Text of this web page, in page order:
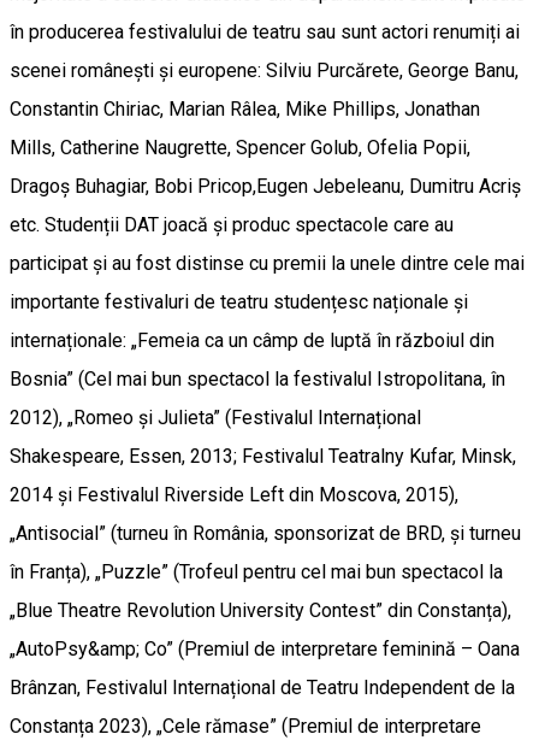
în producerea festivalului de teatru sau sunt actori renumiți ai
scenei românești și europene: Silviu Purcărete, George Banu,
Constantin Chiriac, Marian Râlea, Mike Phillips, Jonathan
Mills, Catherine Naugrette, Spencer Golub, Ofelia Popii,
Dragoș Buhagiar, Bobi Pricop,Eugen Jebeleanu, Dumitru Acriș
etc. Studenții DAT joacă și produc spectacole care au
participat și au fost distinse cu premii la unele dintre cele mai
importante festivaluri de teatru studențesc naționale și
internaționale: „Femeia ca un câmp de luptă în războiul din
Bosnia” (Cel mai bun spectacol la festivalul Istropolitana, în
2012), „Romeo și Julieta” (Festivalul Internațional
Shakespeare, Essen, 2013; Festivalul Teatralny Kufar, Minsk,
2014 și Festivalul Riverside Left din Moscova, 2015),
„Antisocial” (turneu în România, sponsorizat de BRD, și turneu
în Franța), „Puzzle” (Trofeul pentru cel mai bun spectacol la
„Blue Theatre Revolution University Contest” din Constanța),
„AutoPsy&amp; Co” (Premiul de interpretare feminină – Oana
Brânzan, Festivalul Internațional de Teatru Independent de la
Constanța 2023), „Cele rămase” (Premiul de interpretare